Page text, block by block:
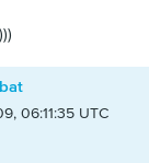
06:11:35 UTC